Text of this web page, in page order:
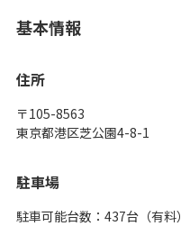
基本情報
住所
〒105-8563
東京都港区芝公園4-8-1
駐車場
駐車可能台数：437台（有料）